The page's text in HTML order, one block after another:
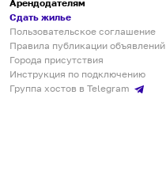
Арендодателям
Сдать жилье
Пользовательское соглашение
Правила публикации объявлений
Города присутствия
Инструкция по подключению
Группа хостов в Telegram